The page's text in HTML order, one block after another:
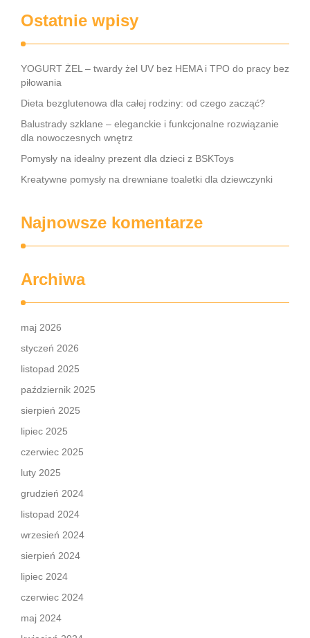
Ostatnie wpisy
YOGURT ŻEL – twardy żel UV bez HEMA i TPO do pracy bez
piłowania
Dieta bezglutenowa dla całej rodziny: od czego zacząć?
Balustrady szklane – eleganckie i funkcjonalne rozwiązanie
dla nowoczesnych wnętrz
Pomysły na idealny prezent dla dzieci z BSKToys
Kreatywne pomysły na drewniane toaletki dla dziewczynki
Najnowsze komentarze
Archiwa
maj 2026
styczeń 2026
listopad 2025
październik 2025
sierpień 2025
lipiec 2025
czerwiec 2025
luty 2025
grudzień 2024
listopad 2024
wrzesień 2024
sierpień 2024
lipiec 2024
czerwiec 2024
maj 2024